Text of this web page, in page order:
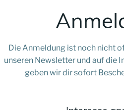
Die Anmeldung ist noch nicht
unseren Newsletter und auf die
geben wir dir sofort